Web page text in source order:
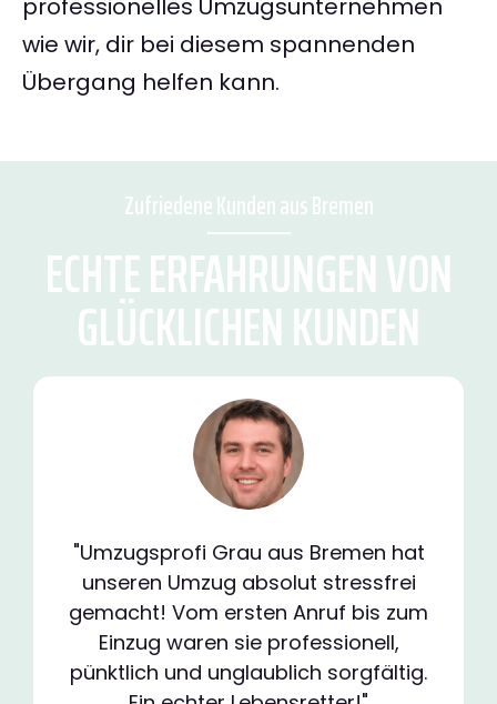
professionelles Umzugsunternehmen
wie wir, dir bei diesem spannenden
Übergang helfen kann.
Zufriedene Kunden aus Bremen
ECHTE ERFAHRUNGEN VON
GLÜCKLICHEN KUNDEN
"Umzugsprofi Grau aus Bremen hat
unseren Umzug absolut stressfrei
gemacht! Vom ersten Anruf bis zum
Einzug waren sie professionell,
pünktlich und unglaublich sorgfältig.